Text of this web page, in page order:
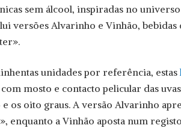
sem álcool, inspiradas no
versões Alvarinho e Vinhão,
unidades por referência, estas
mosto e contacto pelicular das
os oito graus. A versão Alvarinho
enquanto a Vinhão aposta num